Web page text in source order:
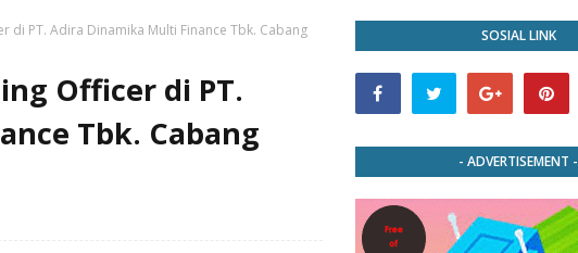
di PT. Adira Dinamika Multi Finance Tbk. Cabang
Officer di PT.
Tbk. Cabang
SOSIAL LINK
- ADVERTISEMENT -